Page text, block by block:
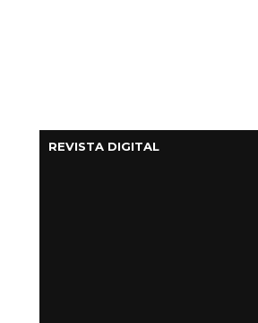
REVISTA DIGITAL